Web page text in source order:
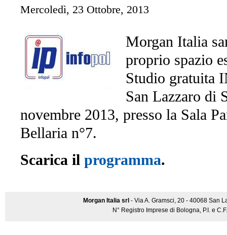
Mercoledì, 23 Ottobre, 2013
Morgan Italia
proprio spazio
Studio gratuita
San Lazzaro di
novembre 2013, presso la Sala
Bellaria n°7.
Scarica il programma.
Morgan Italia srl - Via A. Gramsci, 20 - 40068 San
N° Registro Imprese di Bologna, P.I. e